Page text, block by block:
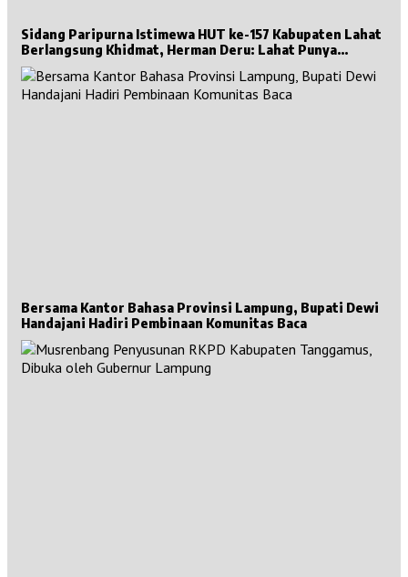
Sidang Paripurna Istimewa HUT ke-157 Kabupaten Lahat
Berlangsung Khidmat, Herman Deru: Lahat Punya
Sejarah Besar untuk Sumsel
Bersama Kantor Bahasa Provinsi Lampung, Bupati Dewi
Handajani Hadiri Pembinaan Komunitas Baca